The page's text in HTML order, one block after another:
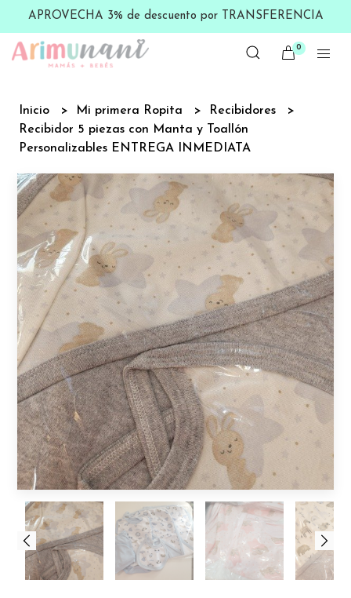
APROVECHA 3% de descuento por TRANSFERENCIA
0
Inicio Mi primera Ropita
Recibidores
Recibidor 5 piezas con Manta y Toallón
Personalizables ENTREGA INMEDIATA